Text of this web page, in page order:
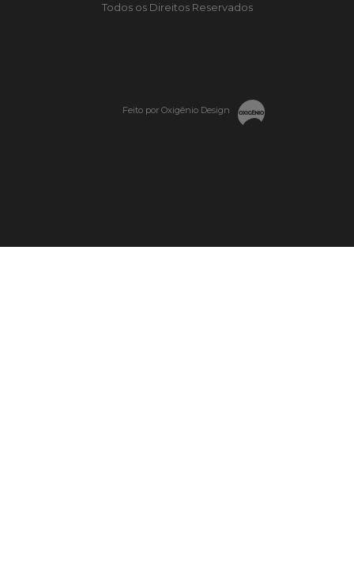
Todos os Direitos Reservados
Feito por Oxigênio Design